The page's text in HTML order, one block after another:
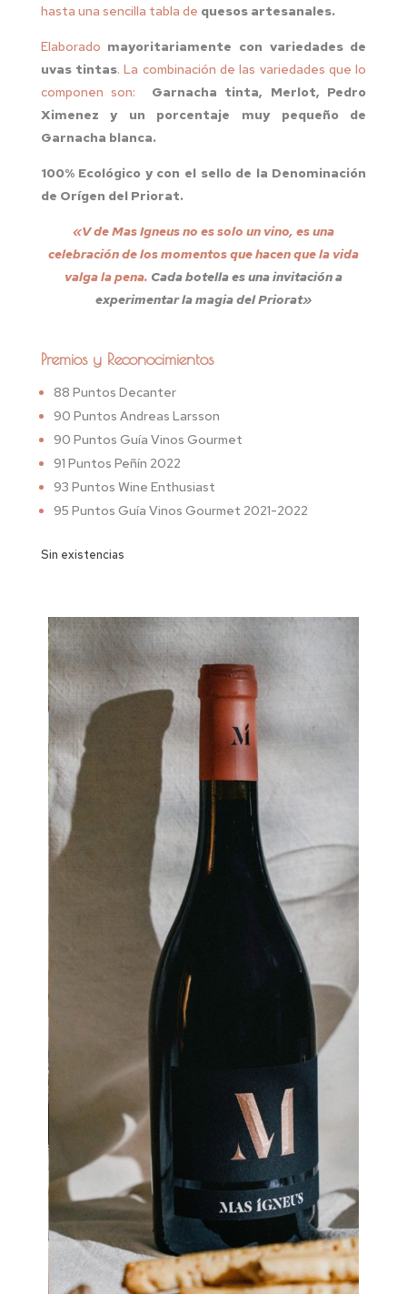
hasta una sencilla tabla de quesos artesanales.
Elaborado mayoritariamente con variedades de
uvas tintas. La combinación de las variedades que lo
componen son: Garnacha tinta, Merlot, Pedro
Ximenez y un porcentaje muy pequeño de
Garnacha blanca.
100% Ecológico y con el sello de la Denominación
de Orígen del Priorat.
«V de Mas Igneus no es solo un vino, es una
celebración de los momentos que hacen que la vida
valga la pena. Cada botella es una invitación a
experimentar la magia del Priorat»
Premios y Reconocimientos
88 Puntos Decanter
90 Puntos Andreas Larsson
90 Puntos Guía Vinos Gourmet
91 Puntos Peñín 2022
93 Puntos Wine Enthusiast
95 Puntos Guía Vinos Gourmet 2021-2022
Sin existencias